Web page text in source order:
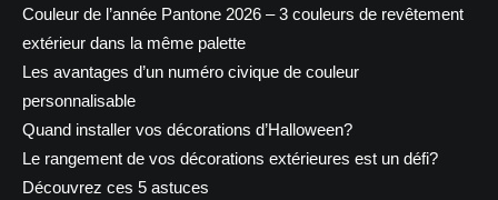
Couleur de l’année Pantone 2026 – 3 couleurs de revêtement
extérieur dans la même palette
Les avantages d’un numéro civique de couleur
personnalisable
Quand installer vos décorations d’Halloween?
Le rangement de vos décorations extérieures est un défi?
Découvrez ces 5 astuces